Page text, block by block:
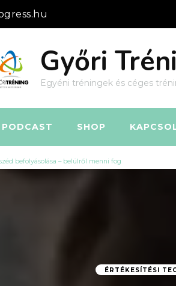
Győri
Egyéni tréningek és céges
PODCAST SHOP
befolyásolása – belülről menni fog
ÉRTÉKESÍTÉSI